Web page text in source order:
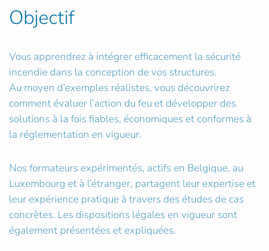
Objectif
Vous apprendrez à intégrer efficacement la sécurité
incendie dans la conception de vos structures.
Au moyen d’exemples réalistes, vous découvrirez
comment évaluer l’action du feu et développer des
solutions à la fois fiables, économiques et conformes à
la réglementation en vigueur.
Nos formateurs expérimentés, actifs en Belgique, au
Luxembourg et à l’étranger, partagent leur expertise et
leur expérience pratique à travers des études de cas
concrètes. Les dispositions légales en vigueur sont
également présentées et expliquées.